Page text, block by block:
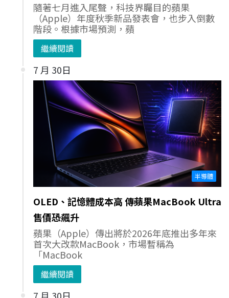
隨著七月進入尾聲，科技界矚目的蘋果
（Apple）年度秋季新品發表會，也步入倒數
階段。根據市場預測，蘋
繼續閱讀
7 月 30日
半導體
OLED、記憶體成本高 傳蘋果MacBook Ultra
售價恐飆升
蘋果（Apple）傳出將於2026年底推出多年來
首次大改款MacBook，市場暫稱為
「MacBook
繼續閱讀